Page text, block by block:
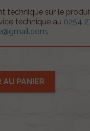
technique sur le
technique au 0254
.
AU PANIER